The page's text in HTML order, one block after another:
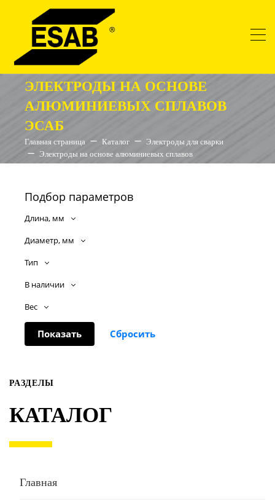
ЭЛЕКТРОДЫ НА ОСНОВЕ
АЛЮМИНИЕВЫХ СПЛАВОВ
ЭСАБ
Главная страница Каталог
Электроды для сварки
Электроды на основе алюминиевых сплавов
Подбор параметров
Длина, мм
Диаметр, мм
Тип
В наличии
Вес
РАЗДЕЛЫ
КАТАЛОГ
Главная